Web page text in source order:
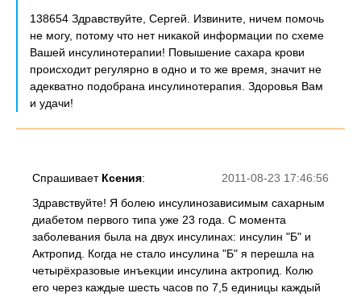
138654 Здравствуйте, Сергей. Извините, ничем помочь
не могу, потому что нет никакой информации по схеме
Вашей инсулинотерапии! Повышение сахара крови
происходит регулярно в одно и то же время, значит не
адекватно подобрана инсулинотерапия. Здоровья Вам
и удачи!
2011-08-23 17:46:56
Спрашивает Ксения:
Здравствуйте! Я болею инсулинозависимым сахарным
диабетом первого типа уже 23 года. С момента
заболевания была на двух инсулинах: инсулин "Б" и
Актропид. Когда не стало инсулина "Б" я перешла на
четырёхразовые инъекции инсулина актропид. Колю
его через каждые шесть часов по 7,5 единицы каждый